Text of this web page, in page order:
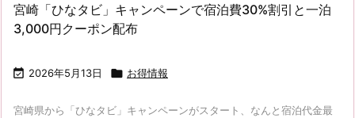
宮崎「ひなタビ」キャンペーンで宿泊費30%割引と一泊
3,000円クーポン配布
 2026年5月13日  お得情報
宮崎県から「ひなタビ」キャンペーンがスタート、なんと宿泊代金最